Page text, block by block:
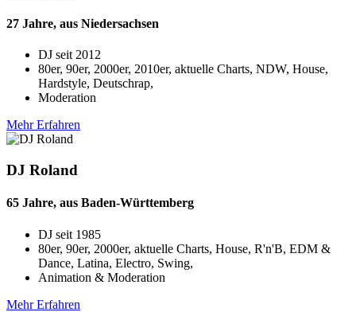
27 Jahre, aus Niedersachsen
DJ seit 2012
80er, 90er, 2000er, 2010er, aktuelle Charts, NDW, House,
Hardstyle, Deutschrap,
Moderation
Mehr Erfahren
DJ Roland
65 Jahre, aus Baden-Württemberg
DJ seit 1985
80er, 90er, 2000er, aktuelle Charts, House, R'n'B, EDM &
Dance, Latina, Electro, Swing,
Animation & Moderation
Mehr Erfahren